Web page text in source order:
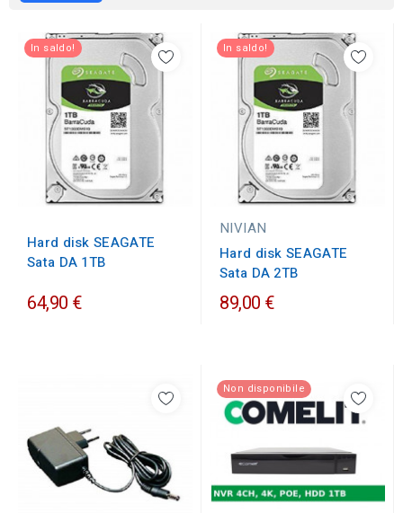
In saldo!
Hard disk SEAGATE
Sata DA 1TB
64,90 €
In saldo!
NIVIAN
Hard disk SEAGATE
Sata DA 2TB
89,00 €
Non disponibile